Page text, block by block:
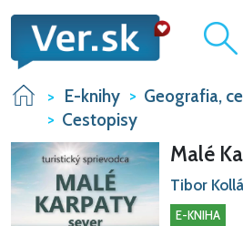
E-knihy
Geografia,
Cestopisy
Malé
Tibor
E-KNIHA